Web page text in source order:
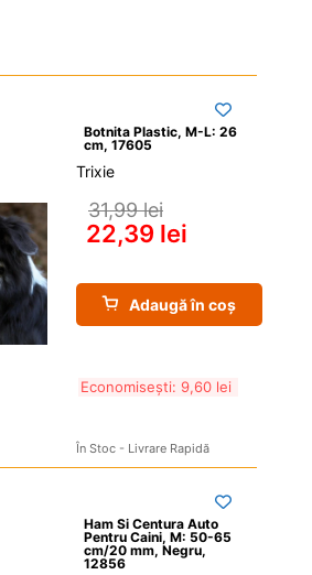
Botnita Plastic, M-L: 26
cm, 17605
Trixie
31,99 lei
22,39 lei
Adaugă în coș
Economisești: 9,60 lei
În Stoc - Livrare Rapidă
Ham Si Centura Auto
Pentru Caini, M: 50-65
cm/20 mm, Negru,
12856